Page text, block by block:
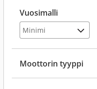
Vuosimalli
Moottorin tyyppi